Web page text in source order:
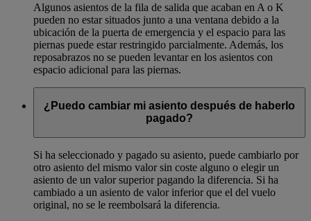
Algunos asientos de la fila de salida que acaban en A o K
pueden no estar situados junto a una ventana debido a la
ubicación de la puerta de emergencia y el espacio para las
piernas puede estar restringido parcialmente. Además, los
reposabrazos no se pueden levantar en los asientos con
espacio adicional para las piernas.
¿Puedo cambiar mi asiento después de haberlo
pagado?
Si ha seleccionado y pagado su asiento, puede cambiarlo por
otro asiento del mismo valor sin coste alguno o elegir un
asiento de un valor superior pagando la diferencia. Si ha
cambiado a un asiento de valor inferior que el del vuelo
original, no se le reembolsará la diferencia.